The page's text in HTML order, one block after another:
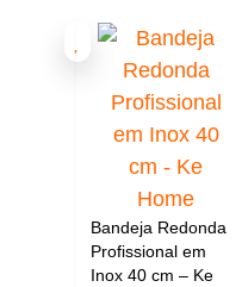
Bandeja Redonda
Profissional em
Inox 40 cm – Ke